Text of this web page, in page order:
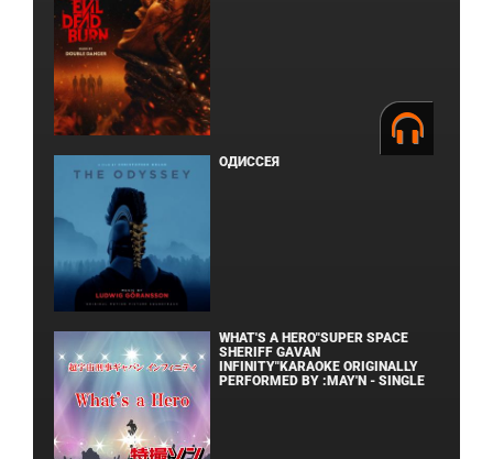
ОДИССЕЯ
WHAT'S A HERO"SUPER SPACE
SHERIFF GAVAN
INFINITY"KARAOKE ORIGINALLY
PERFORMED BY :MAY'N - SINGLE